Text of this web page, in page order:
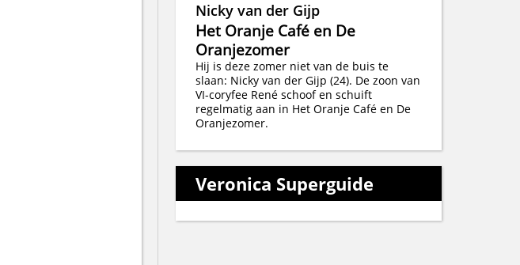
Nicky van der Gijp
Het Oranje Café en De
Oranjezomer
Hij is deze zomer niet van de buis te
slaan: Nicky van der Gijp (24). De zoon van
VI-coryfee René schoof en schuift
regelmatig aan in Het Oranje Café en De
Oranjezomer.
Veronica Superguide